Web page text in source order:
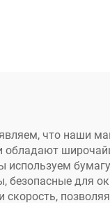
что наши
обладают
используем
безопасные для
скорость,